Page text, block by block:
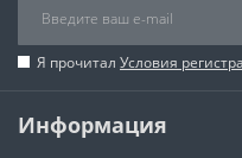
Я прочитал Условия
Информация